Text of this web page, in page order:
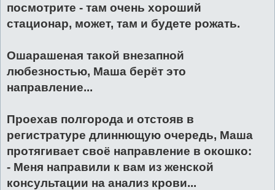
посмотрите - там очень хороший
стационар, может, там и будете рожать.
Ошарашеная такой внезапной
любезностью, Маша берёт это
направление...
Проехав полгорода и отстояв в
регистратуре длиннющую очередь, Маша
протягивает своё направление в окошко:
- Меня направили к вам из женской
консультации на анализ крови...